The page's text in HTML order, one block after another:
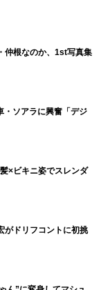
仲根なのか、1st写真集
・ソアラに興奮「デジ
×ビキニ姿でスレンダ
がドリフコントに初挑